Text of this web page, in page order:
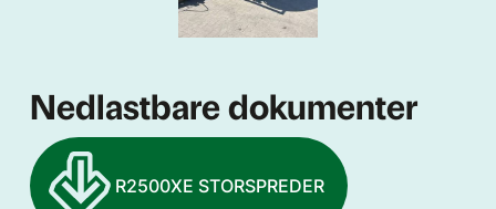
Nedlastbare dokumenter
R2500XE STORSPREDER